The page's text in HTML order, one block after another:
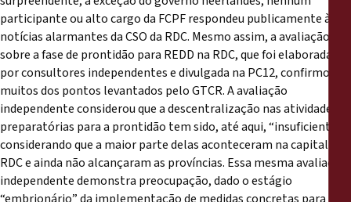
participante ou alto cargo da FCPF respondeu publicamente às
notícias alarmantes da CSO da RDC. Mesmo assim, a avaliação
sobre a fase de prontidão para REDD na RDC, que foi elaborada
por consultores independentes e divulgada na PC12, confirmou
muitos dos pontos levantados pelo GTCR. A avaliação
independente considerou que a descentralização nas atividades
preparatórias para a prontidão tem sido, até aqui, “insuficientes”,
considerando que a maior parte delas aconteceram na capital da
RDC e ainda não alcançaram as províncias. Essa mesma avaliação
independente demonstra preocupação, dado o estágio